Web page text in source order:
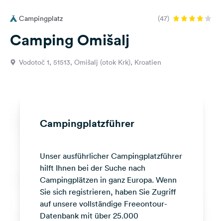
Fragen &
Feedback
Media
Facebook
Instagram
Campingplatz (47)
Camping Omišalj
Vodotoč 1, 51513, Omišalj (otok Krk), Kroatien
Campingplatzführer
Unser ausführlicher Campingplatzführer
hilft Ihnen bei der Suche nach
Campingplätzen in ganz Europa. Wenn
Sie sich registrieren, haben Sie Zugriff
auf unsere vollständige Freeontour-
Datenbank mit über 25.000